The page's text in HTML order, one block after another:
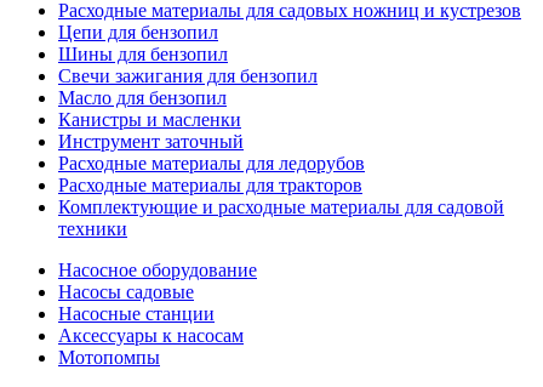
Расходные материалы для садовых ножниц и кустрезов
Цепи для бензопил
Шины для бензопил
Свечи зажигания для бензопил
Масло для бензопил
Канистры и масленки
Инструмент заточный
Расходные материалы для ледорубов
Расходные материалы для тракторов
Комплектующие и расходные материалы для садовой
техники
Насосное оборудование
Насосы садовые
Насосные станции
Аксессуары к насосам
Мотопомпы